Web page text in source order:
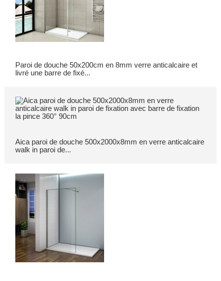
Paroi de douche 50x200cm en 8mm verre anticalcaire et
livré une barre de fixé...
Aica paroi de douche 500x2000x8mm en verre anticalcaire
walk in paroi de...